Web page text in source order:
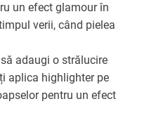
un efect glamour în
verii, când pielea
adaugi o strălucire
aplica highlighter pe
pentru un efect